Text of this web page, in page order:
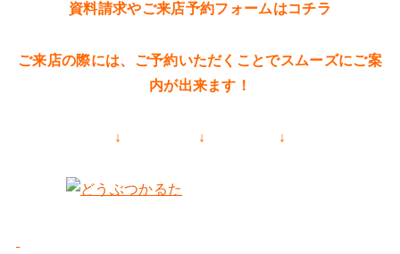
資料請求やご来店予約フォームはコチラ
ご来店の際には、ご予約いただくことでスムーズにご案
内が出来ます！
↓ ↓ ↓